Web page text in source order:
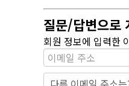
질문/답변으로
회원 정보에 입력한